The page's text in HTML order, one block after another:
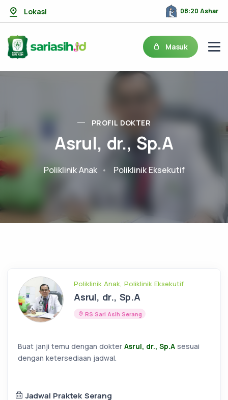
Lokasi 08:20 Ashar
Masuk
PROFIL DOKTER
Asrul, dr., Sp.A
Poliklinik Anak Poliklinik Eksekutif
Poliklinik Anak, Poliklinik Eksekutif
Asrul, dr., Sp.A
RS Sari Asih Serang
Buat janji temu dengan dokter Asrul, dr., Sp.A sesuai
dengan ketersediaan jadwal.
Jadwal Praktek Serang